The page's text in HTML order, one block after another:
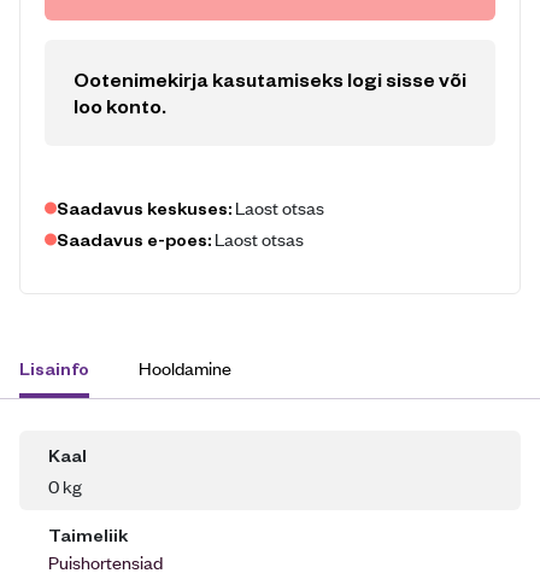
Ootenimekirja kasutamiseks logi sisse või
loo konto.
Saadavus keskuses: Laost otsas
Saadavus e-poes: Laost otsas
Lisainfo Hooldamine
Kaal
0 kg
Taimeliik
Puishortensiad